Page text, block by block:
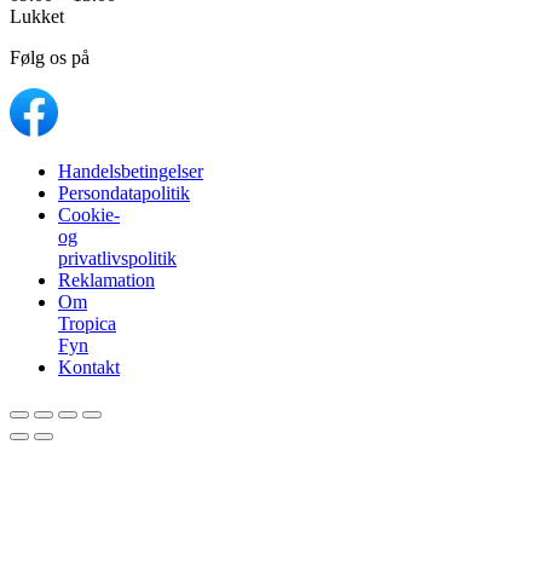
Lukket
Følg os på
Handelsbetingelser
Persondatapolitik
Cookie-
og
privatlivspolitik
Reklamation
Om
Tropica
Fyn
Kontakt